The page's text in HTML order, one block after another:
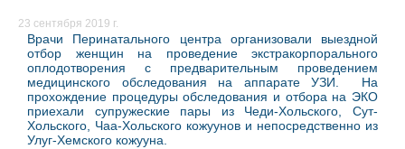
23 сентября 2019 г.
Врачи Перинатального центра организовали выездной
отбор женщин на проведение экстракорпорального
оплодотворения с предварительным проведением
медицинского обследования на аппарате УЗИ. На
прохождение процедуры обследования и отбора на ЭКО
приехали супружеские пары из Чеди-Хольского, Сут-
Хольского, Чаа-Хольского кожуунов и непосредственно из
Улуг-Хемского кожууна.